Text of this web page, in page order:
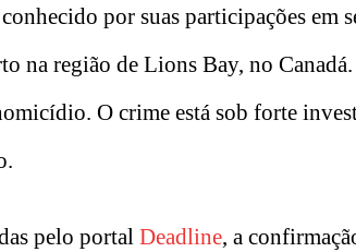
por suas participações em
na região de Lions Bay, no
O crime está sob forte
pelo portal Deadline, a